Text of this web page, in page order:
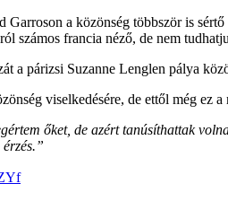
a közönség többször is
számos francia néző, de nem
a párizsi Suzanne Lenglen pálya
viselkedésére, de ettől még ez
őket, de azért tanúsíthattak